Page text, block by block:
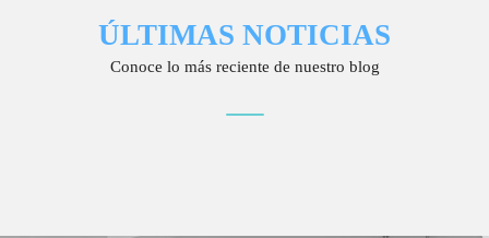
ÚLTIMAS NOTICIAS
Conoce lo más reciente de nuestro blog